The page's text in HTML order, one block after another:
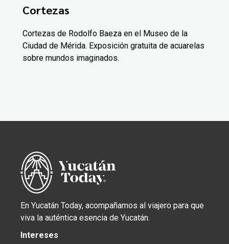
Cortezas
Cortezas de Rodolfo Baeza en el Museo de la
Ciudad de Mérida. Exposición gratuita de acuarelas
sobre mundos imaginados.
En Yucatán Today, acompañamos al viajero para que
viva la auténtica esencia de Yucatán.
Intereses